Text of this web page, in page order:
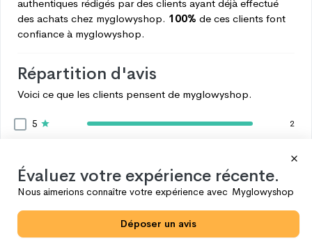
authentiques rédigés par des clients ayant déjà effectué
des achats chez myglowyshop. 100% de ces clients font
confiance à myglowyshop.
Répartition d'avis
Voici ce que les clients pensent de myglowyshop.
5 2
0
Voir plus
Évaluez votre expérience récente.
Nous aimerions connaître votre expérience avec Myglowyshop
Déposer un avis